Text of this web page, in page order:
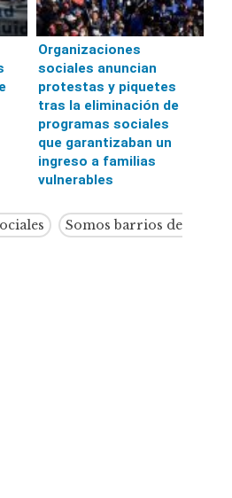
Organizaciones
sociales anuncian
protestas y piquetes
tras la eliminación de
programas sociales
que garantizaban un
ingreso a familias
vulnerables
Somos barrios de